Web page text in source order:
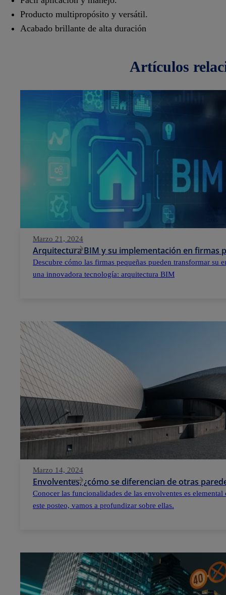
Producto multipropósito y versátil.
Acabado brillante de alta duración
artículos
Marzo 21, 2024
Arquitectura BIM y su implementación en firmas
Descubre cómo las firmas pequeñas pueden transformar su
una innovadora tecnología: arquitectura BIM
Marzo 14, 2024
Envolventes, ¿cómo se diferencian de otras
Conocer las funcionalidades de las envolventes es
este posteo, vamos a profundizar sobre ellas.